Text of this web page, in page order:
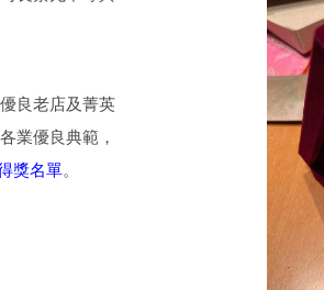
良老店及菁英
業優良典範，
獎名單。